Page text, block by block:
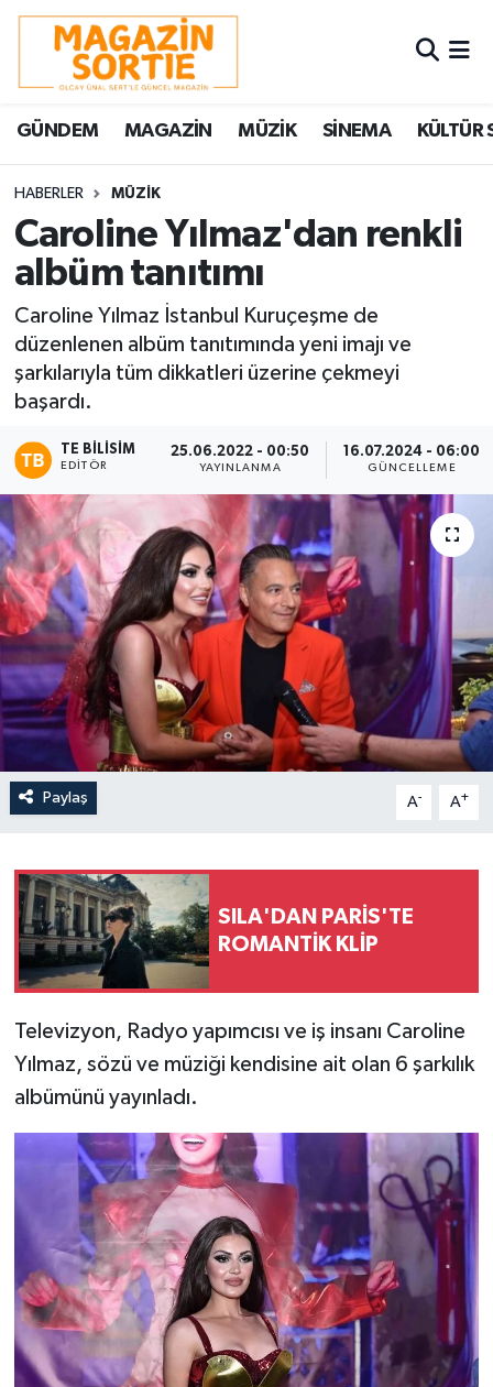
GÜNDEM MAGAZİN MÜZİK SİNEMA KÜLTÜR
HABERLER MÜZİK
Caroline Yılmaz'dan renkli
albüm tanıtımı
Caroline Yılmaz İstanbul Kuruçeşme de
düzenlenen albüm tanıtımında yeni imajı ve
şarkılarıyla tüm dikkatleri üzerine çekmeyi
başardı.
TE BILISIM
EDITÖR
25.06.2022 - 00:50
YAYINLANMA
16.07.2024 - 06:00
GÜNCELLEME
Paylaş A- A+
SILA'DAN PARİS'TE
ROMANTİK KLİP
Televizyon, Radyo yapımcısı ve iş insanı Caroline
Yılmaz, sözü ve müziği kendisine ait olan 6 şarkılık
albümünü yayınladı.
Nöbetçi Eczaneler
Hava Durumu
Trafik Durumu
Süper Lig Puan Durumu ve Fikstür
Tüm Manşetler
Son Dakika Haberleri